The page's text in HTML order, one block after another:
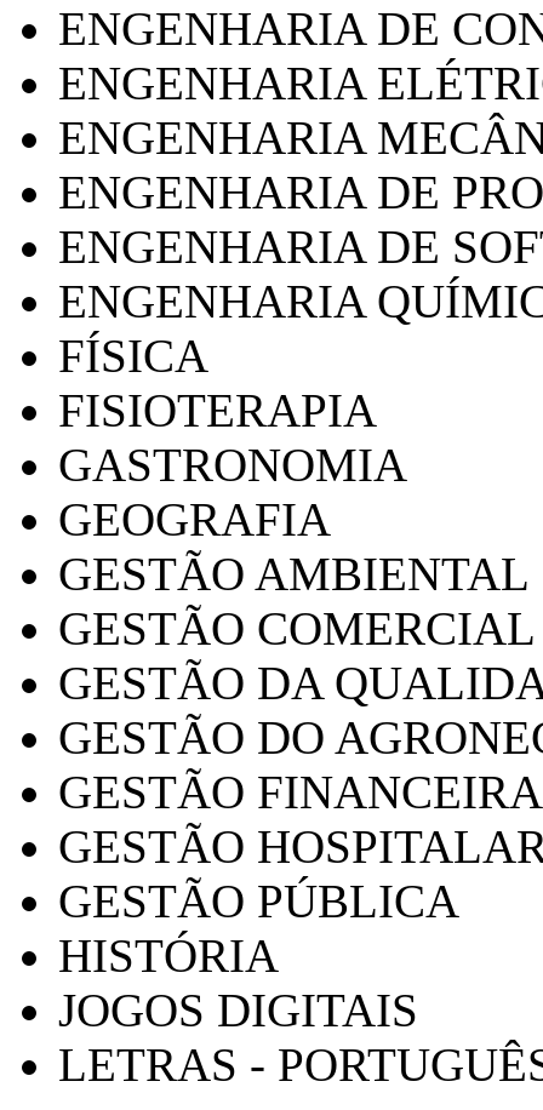
ENGENHARIA DE
ENGENHARIA
ENGENHARIA
ENGENHARIA DE
ENGENHARIA DE
ENGENHARIA
FÍSICA
FISIOTERAPIA
GASTRONOMIA
GEOGRAFIA
GESTÃO AMBIENTAL
GESTÃO COMERCIAL
GESTÃO DA
GESTÃO DO
GESTÃO FINANCEIRA
GESTÃO
GESTÃO PÚBLICA
HISTÓRIA
JOGOS DIGITAIS
LETRAS -